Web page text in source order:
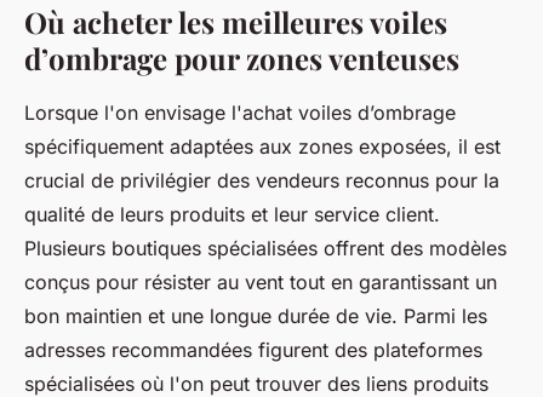
Où acheter les meilleures voiles
d’ombrage pour zones venteuses
Lorsque l'on envisage l'achat voiles d’ombrage
spécifiquement adaptées aux zones exposées, il est
crucial de privilégier des vendeurs reconnus pour la
qualité de leurs produits et leur service client.
Plusieurs boutiques spécialisées offrent des modèles
conçus pour résister au vent tout en garantissant un
bon maintien et une longue durée de vie. Parmi les
adresses recommandées figurent des plateformes
spécialisées où l'on peut trouver des liens produits